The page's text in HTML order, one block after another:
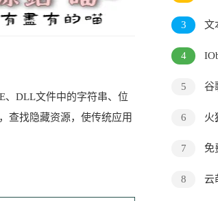
、DLL文件中的字符串、位
查找隐藏资源，使传统应用
3
文
版
4
5 谷
6
火
7
免
8
云